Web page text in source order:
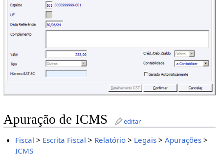
Apuração de ICMS editar
Fiscal > Escrita Fiscal > Relatório > Legais >Apurações >
ICMS